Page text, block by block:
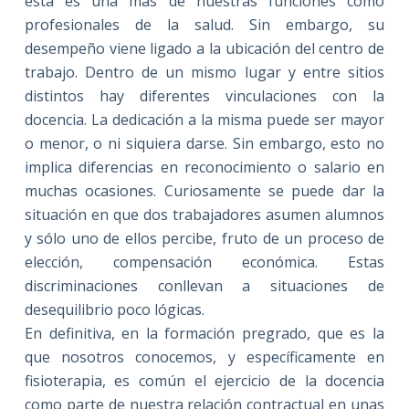
profesionales de la salud. Sin embargo, su
desempeño viene ligado a la ubicación del centro de
trabajo. Dentro de un mismo lugar y entre sitios
distintos hay diferentes vinculaciones con la
docencia. La dedicación a la misma puede ser mayor
o menor, o ni siquiera darse. Sin embargo, esto no
implica diferencias en reconocimiento o salario en
muchas ocasiones. Curiosamente se puede dar la
situación en que dos trabajadores asumen alumnos
y sólo uno de ellos percibe, fruto de un proceso de
elección, compensación económica. Estas
discriminaciones conllevan a situaciones de
desequilibrio poco lógicas.
En definitiva, en la formación pregrado, que es la
que nosotros conocemos, y específicamente en
fisioterapia, es común el ejercicio de la docencia
como parte de nuestra relación contractual en unas